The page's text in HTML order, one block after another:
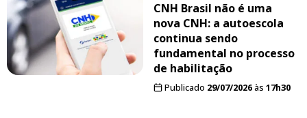
CNH Brasil não é uma
nova CNH: a autoescola
continua sendo
fundamental no processo
de habilitação
Publicado 29/07/2026às 17h30